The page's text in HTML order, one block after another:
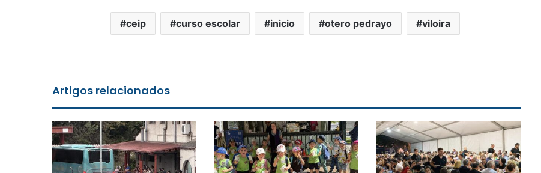
ceip curso escolar inicio otero pedrayo viloira
Artigos relacionados